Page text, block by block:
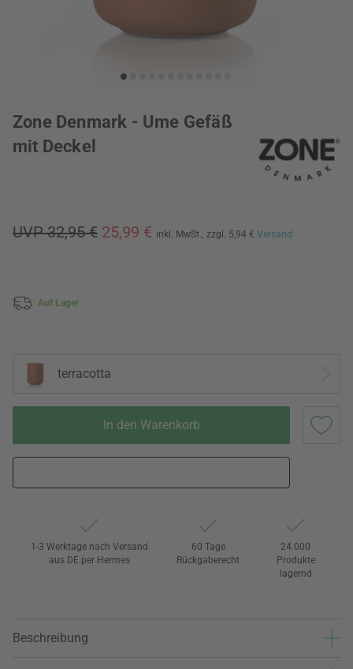
Zone Denmark - Ume Gefäß
mit Deckel
UVP 32,95 € 25,99 € inkl. MwSt., zzgl. 5,94 € Versand
Auf Lager
terracotta
In den Warenkorb
1-3 Werktage nach Versand
aus DE per Hermes
60 Tage
Rückgaberecht
24.000
Produkte
lagernd
Beschreibung